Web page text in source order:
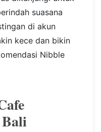
suasana
di akun
kece dan bikin
Nibble